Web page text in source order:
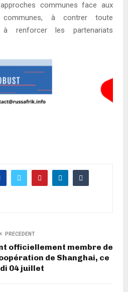
communes face aux
communes, à contrer toute
renforcer les partenariats
PRECEDENT
officiellement membre de
de Shanghai, ce
04 juillet